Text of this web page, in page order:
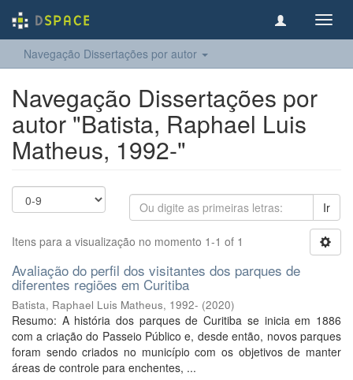
Navegação Dissertações por autor
Navegação Dissertações por
autor "Batista, Raphael Luis
Matheus, 1992-"
Ir
Itens para a visualização no momento 1-1 of 1
Avaliação do perfil dos visitantes dos parques de
diferentes regiões em Curitiba
Batista, Raphael Luis Matheus, 1992- (2020)
Resumo: A história dos parques de Curitiba se inicia em 1886
com a criação do Passeio Público e, desde então, novos parques
foram sendo criados no município com os objetivos de manter
áreas de controle para enchentes, ...